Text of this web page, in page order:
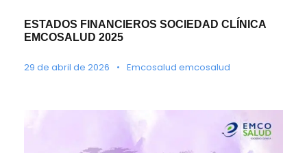
ESTADOS FINANCIEROS SOCIEDAD CLÍNICA
EMCOSALUD 2025
29 de abril de 2026 • Emcosalud emcosalud